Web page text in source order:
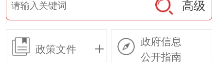
高级
政策文件
政府信息
公开指南